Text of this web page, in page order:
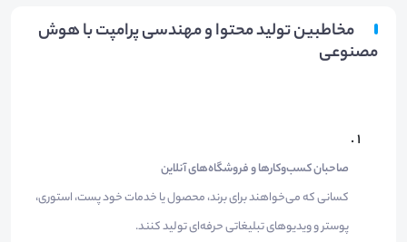
مخاطبین تولید محتوا و مهندسی پرامپت با هوش
مصنوعی
صاحبان کسب‌وکارها و فروشگاه‌های آنلاین
کسانی که می‌خواهند برای برند، محصول یا خدمات خود پست، استوری،
پوستر و ویدیوهای تبلیغاتی حرفه‌ای تولید کنند.